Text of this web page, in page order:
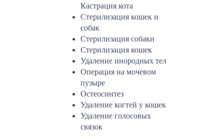
Кастрация кота
Стерилизация кошек и
собак
Стерилизация собаки
Стерилизация кошек
Удаление инородных тел
Операция на мочевом
пузыре
Остеосинтез
Удаление когтей у кошек
Удаление голосовых
связок